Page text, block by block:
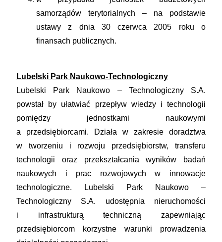
samorządów terytorialnych – na podstawie
ustawy z dnia 30 czerwca 2005 roku o
finansach publicznych.
Lubelski Park Naukowo-Technologiczny
Lubelski Park Naukowo – Technologiczny S.A.
powstał by ułatwiać przepływ wiedzy i technologii
pomiędzy jednostkami naukowymi
a przedsiębiorcami. Działa w zakresie doradztwa
w tworzeniu i rozwoju przedsiębiorstw, transferu
technologii oraz przekształcania wyników badań
naukowych i prac rozwojowych w innowacje
technologiczne. Lubelski Park Naukowo –
Technologiczny S.A. udostępnia nieruchomości
i infrastrukturą techniczną zapewniając
przedsiębiorcom korzystne warunki prowadzenia